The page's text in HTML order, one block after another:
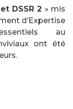
DSSR 2 » mis
d’Expertise
au
ont été